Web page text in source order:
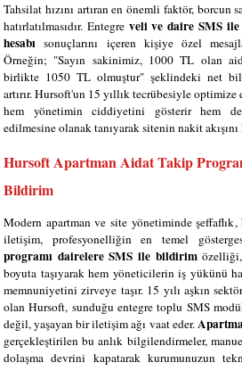
Tahsilat hızını artıran en önemli faktör, borcun
hatırlatılmasıdır. Entegre veli ve daire SMS
hesabı sonuçlarını içeren kişiye özel
Örneğin; "Sayın sakinimiz, 1000 TL olan
birlikte 1050 TL olmuştur" şeklindeki net
artırır. Hursoft'un 15 yıllık tecrübesiyle
hem yönetimin ciddiyetini gösterir hem
edilmesine olanak tanıyarak sitenin nakit akışını
Hursoft Apartman Aidat Takip
Bildirim
Modern apartman ve site yönetiminde
iletişim, profesyonelliğin en temel
programı dairelere SMS ile bildirim
boyuta taşıyarak hem yöneticilerin iş yükünü
memnuniyetini zirveye taşır. 15 yılı aşkın
olan Hursoft, sunduğu entegre toplu SMS
değil, yaşayan bir iletişim ağı vaat eder.
gerçekleştirilen bu anlık bilgilendirmeler,
dolaşma devrini kapatarak kurumunuzun